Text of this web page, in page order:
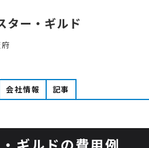
ター・ギルド
会社情報 記事